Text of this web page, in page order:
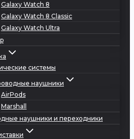
Galaxy Watch 8
Galaxy Watch 8 Classic
Galaxy Watch Ultra
системы
наушники
AirPods
Marshall
наушники и переходники